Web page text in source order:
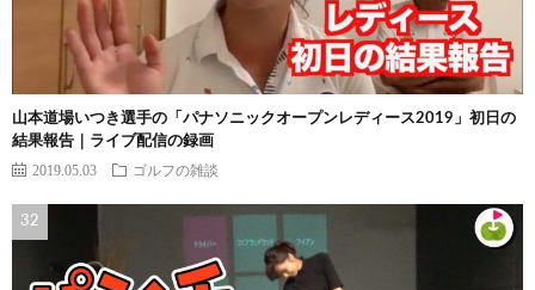
山本道場いつき選手の「パナソニックオープンレディース2019」初日の
結果報告｜ライブ配信の録画
2019.05.03 ゴルフの雑談